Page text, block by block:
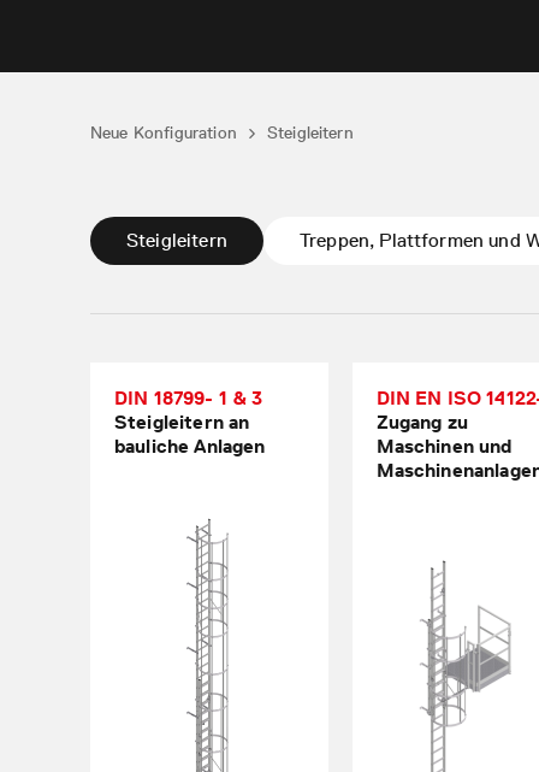
Neue Konfiguration Steigleitern
Steigleitern Treppen, Plattformen und
DIN 18799- 1 & 3
Steigleitern an
bauliche Anlagen
DIN EN ISO
Zugang zu
Maschinen und